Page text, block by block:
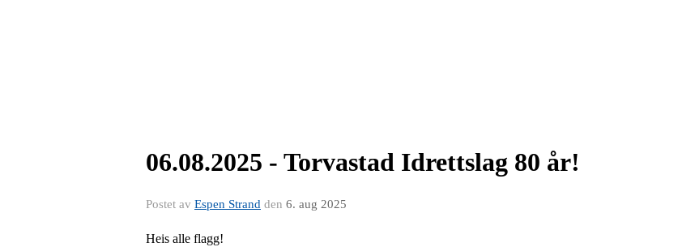
06.08.2025 - Torvastad Idrettslag 80 år!
Postet av Espen Strand den 6. aug 2025
Heis alle flagg!